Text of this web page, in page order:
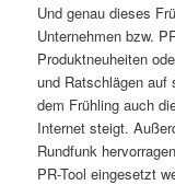
Und genau dieses
Unternehmen bzw.
Produktneuheiten
und Ratschlägen
dem Frühling auch
Internet steigt.
Rundfunk
PR-Tool eingesetzt